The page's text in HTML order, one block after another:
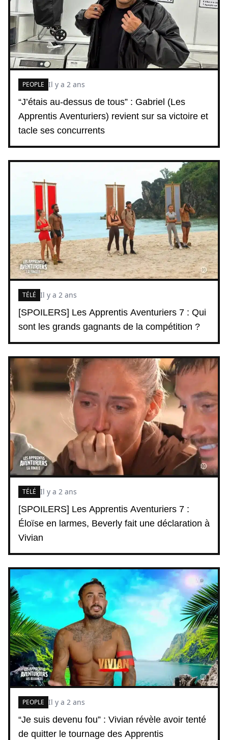
“J’étais au-dessus de tous” : Gabriel (Les
Apprentis Aventuriers) revient sur sa victoire et
tacle ses concurrents
PEOPLE Il y a 2 ans
[SPOILERS] Les Apprentis Aventuriers 7 : Qui
sont les grands gagnants de la compétition ?
TÉLÉ Il y a 2 ans
[SPOILERS] Les Apprentis Aventuriers 7 :
Éloïse en larmes, Beverly fait une déclaration à
Vivian
TÉLÉ Il y a 2 ans
“Je suis devenu fou” : Vivian révèle avoir tenté
de quitter le tournage des Apprentis
PEOPLE Il y a 2 ans